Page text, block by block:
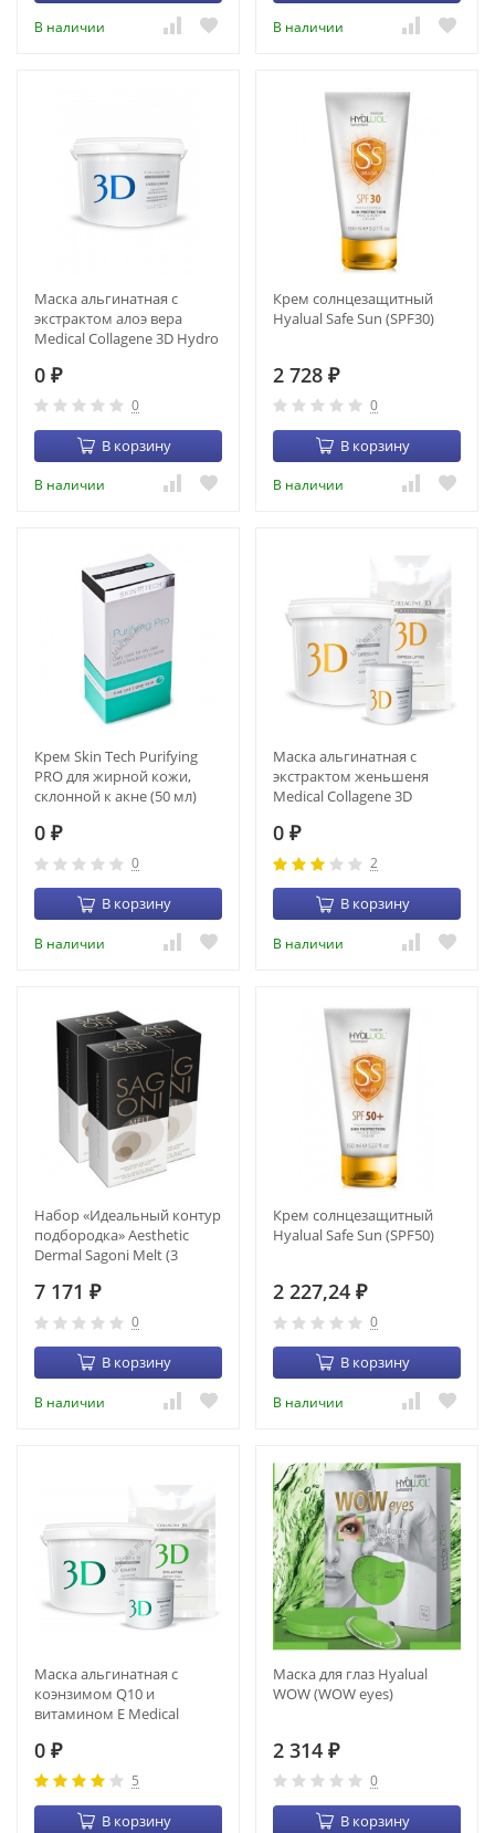
В наличии В наличии
Маска альгинатная с
экстрактом алоэ вера
Medical Collagene 3D Hydro
0 ₽
0
В корзину
В наличии
Крем солнцезащитный
Hyalual Safe Sun (SPF30)
2 728 ₽
0
В корзину
В наличии
Крем Skin Tech Purifying
PRO для жирной кожи,
склонной к акне (50 мл)
0 ₽
0
В корзину
В наличии
Маска альгинатная с
экстрактом женьшеня
Medical Collagene 3D
(22004)
0 ₽
2
В корзину
В наличии
Набор «Идеальный контур
подбородка» Aesthetic
Dermal Sagoni Melt (3
7 171 ₽
0
В корзину
В наличии
Крем солнцезащитный
Hyalual Safe Sun (SPF50)
2 227,24 ₽
0
В корзину
В наличии
Маска альгинатная с
коэнзимом Q10 и
витамином Е Medical
(1200 гр) (22015)
0 ₽
5
В корзину
Маска для глаз Hyalual
WOW (WOW eyes)
2 314 ₽
0
В корзину